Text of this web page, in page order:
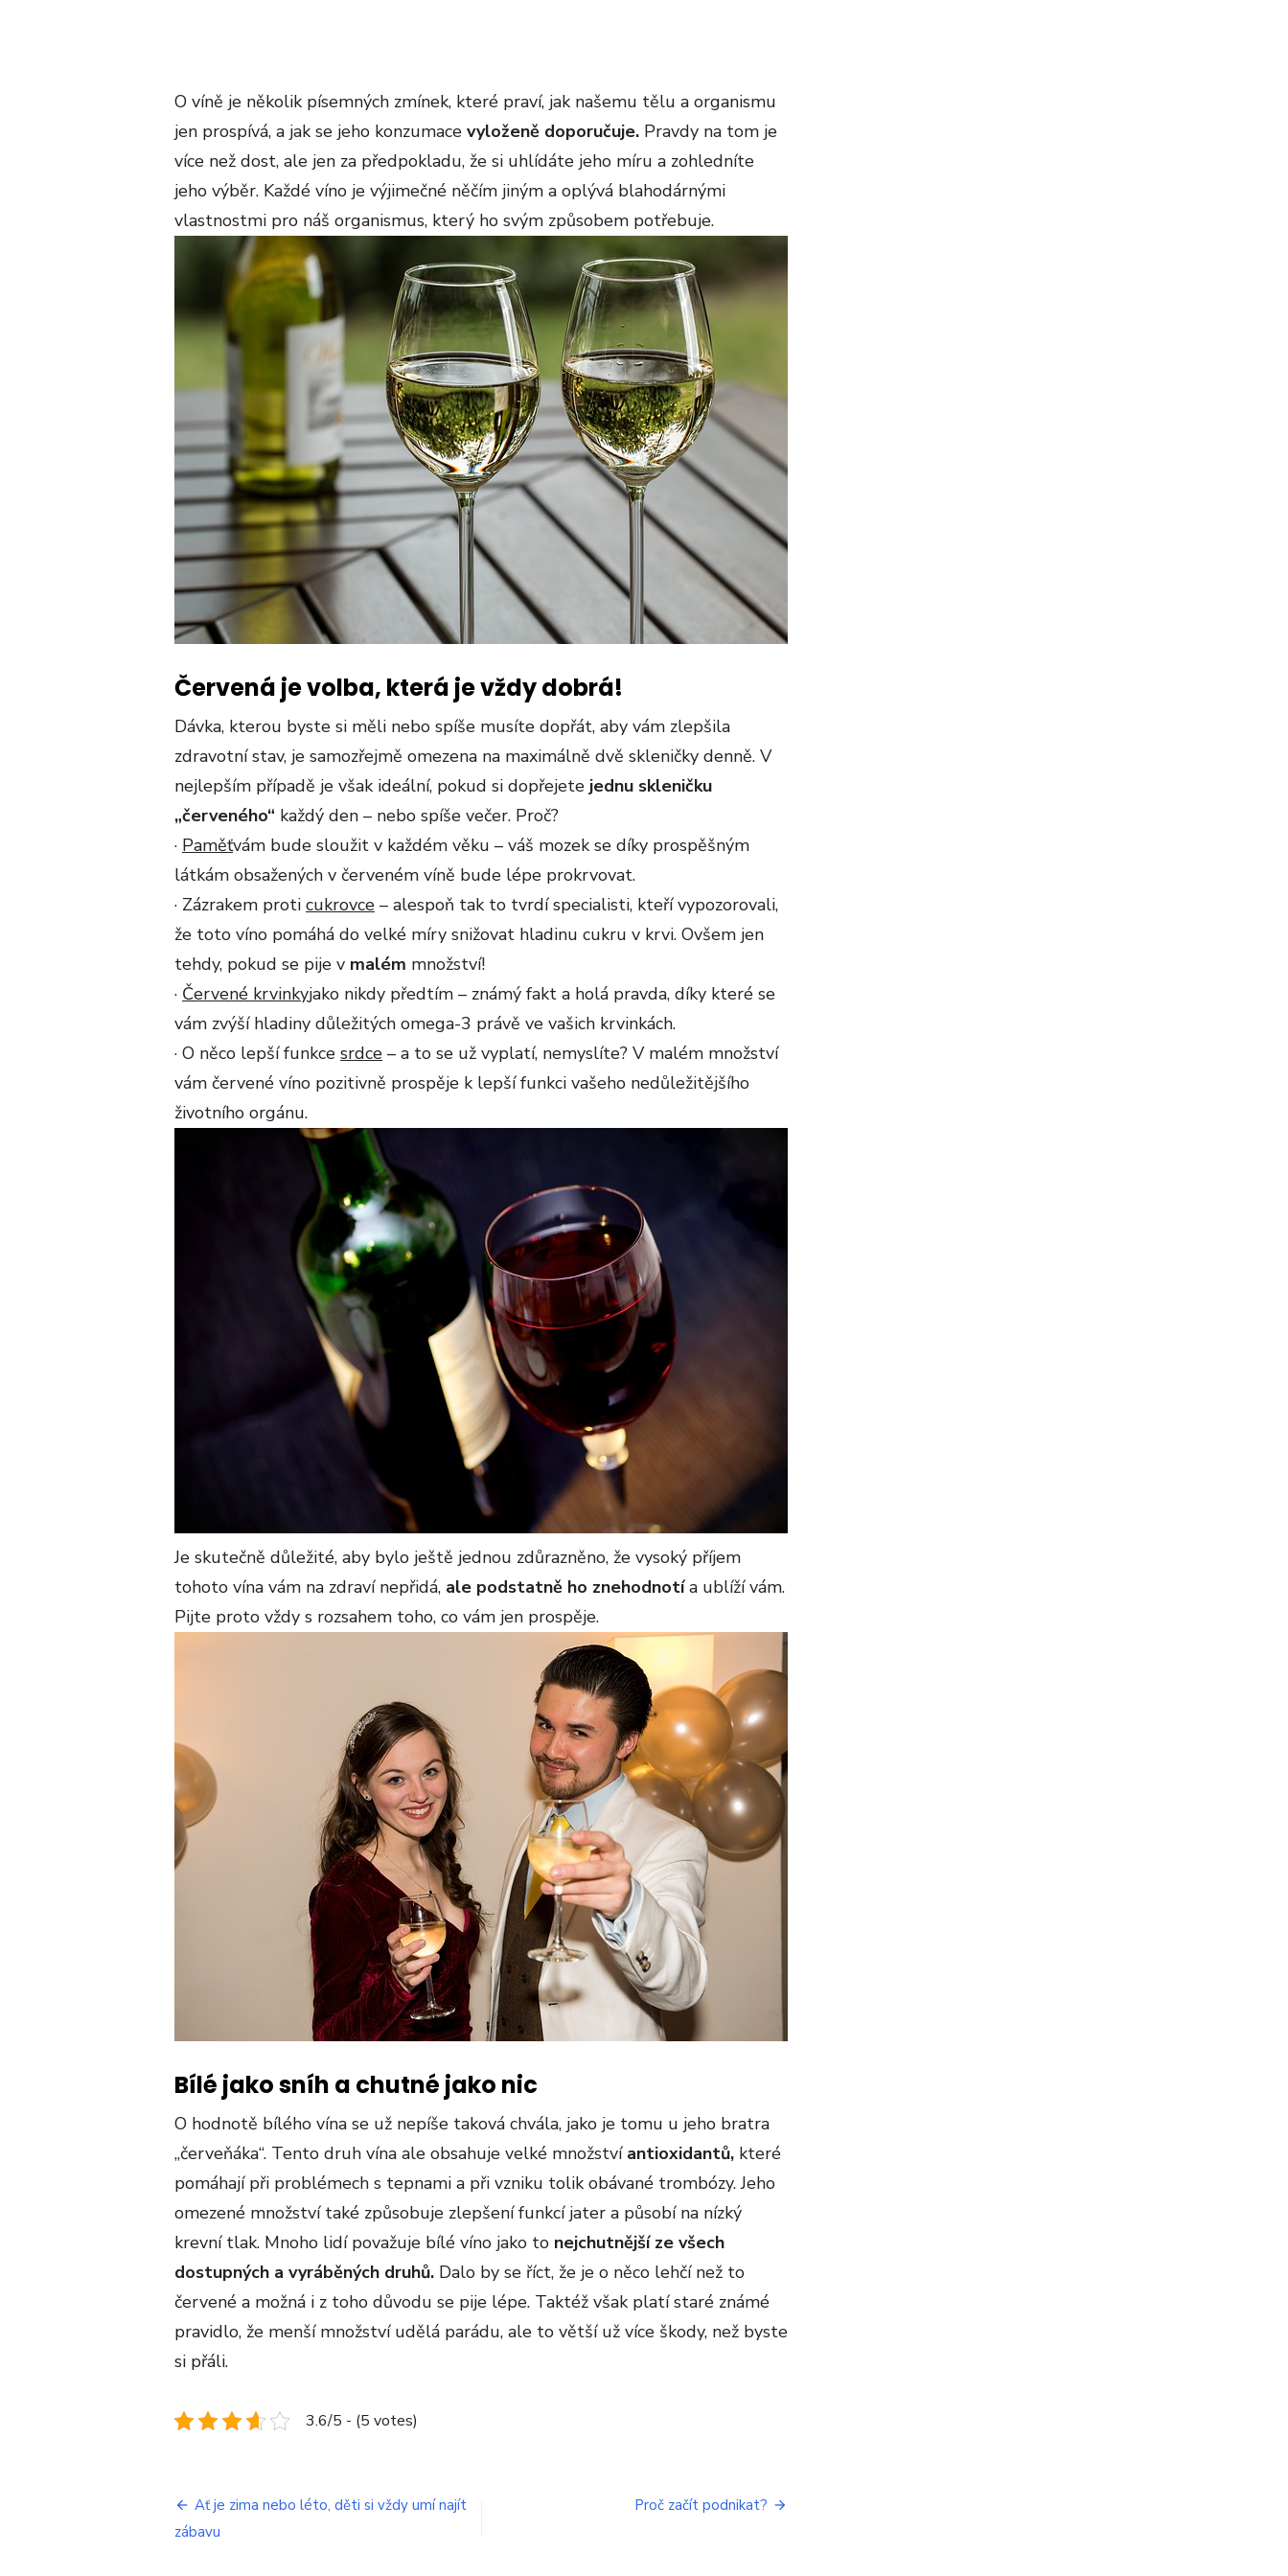
O víně je několik písemných zmínek, které praví, jak našemu tělu a organismu
jen prospívá, a jak se jeho konzumace vyloženě doporučuje. Pravdy na tom je
více než dost, ale jen za předpokladu, že si uhlídáte jeho míru a zohledníte
jeho výběr. Každé víno je výjimečné něčím jiným a oplývá blahodárnými
vlastnostmi pro náš organismus, který ho svým způsobem potřebuje.
Červená je volba, která je vždy dobrá!
Dávka, kterou byste si měli nebo spíše musíte dopřát, aby vám zlepšila
zdravotní stav, je samozřejmě omezena na maximálně dvě skleničky denně. V
nejlepším případě je však ideální, pokud si dopřejete jednu skleničku
„červeného“ každý den – nebo spíše večer. Proč?
· Paměťvám bude sloužit v každém věku – váš mozek se díky prospěšným
látkám obsažených v červeném víně bude lépe prokrvovat.
· Zázrakem proti cukrovce – alespoň tak to tvrdí specialisti, kteří vypozorovali,
že toto víno pomáhá do velké míry snižovat hladinu cukru v krvi. Ovšem jen
tehdy, pokud se pije v malém množství!
· Červené krvinkyjako nikdy předtím – známý fakt a holá pravda, díky které se
vám zvýší hladiny důležitých omega-3 právě ve vašich krvinkách.
· O něco lepší funkce srdce – a to se už vyplatí, nemyslíte? V malém množství
vám červené víno pozitivně prospěje k lepší funkci vašeho nedůležitějšího
životního orgánu.
Je skutečně důležité, aby bylo ještě jednou zdůrazněno, že vysoký příjem
tohoto vína vám na zdraví nepřidá, ale podstatně ho znehodnotía ublíží vám.
Pijte proto vždy s rozsahem toho, co vám jen prospěje.
Bílé jako sníh a chutné jako nic
O hodnotě bílého vína se už nepíše taková chvála, jako je tomu u jeho bratra
„červeňáka“. Tento druh vína ale obsahuje velké množství antioxidantů, které
pomáhají při problémech s tepnami a při vzniku tolik obávané trombózy. Jeho
omezené množství také způsobuje zlepšení funkcí jater a působí na nízký
krevní tlak. Mnoho lidí považuje bílé víno jako to nejchutnější ze všech
dostupných a vyráběných druhů. Dalo by se říct, že je o něco lehčí než to
červené a možná i z toho důvodu se pije lépe. Taktéž však platí staré známé
pravidlo, že menší množství udělá parádu, ale to větší už více škody, než byste
si přáli.
3.6/5 - (5 votes)
Navigace
pro
Ať je zima nebo léto, děti si vždy umí najít
zábavu
Proč začít podnikat?